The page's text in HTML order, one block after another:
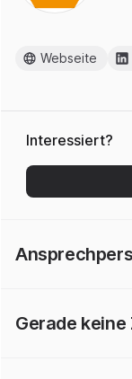
Webseite
Interessiert?
Gerade